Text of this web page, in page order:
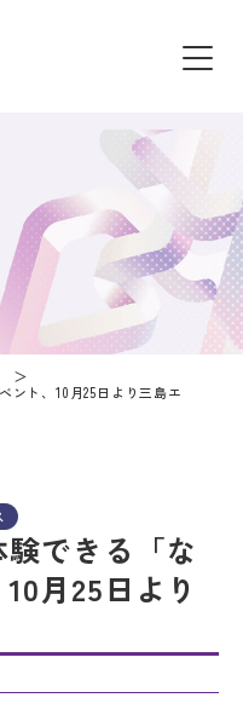
ント、10月25日より三島エ
できる「な
月25日より